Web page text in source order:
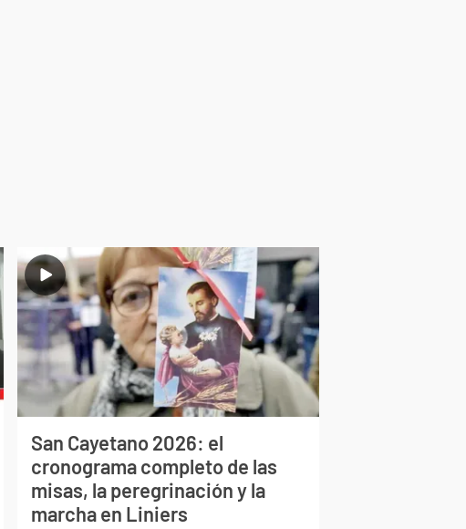
San Cayetano 2026: el
cronograma completo de las
misas, la peregrinación y la
marcha en Liniers